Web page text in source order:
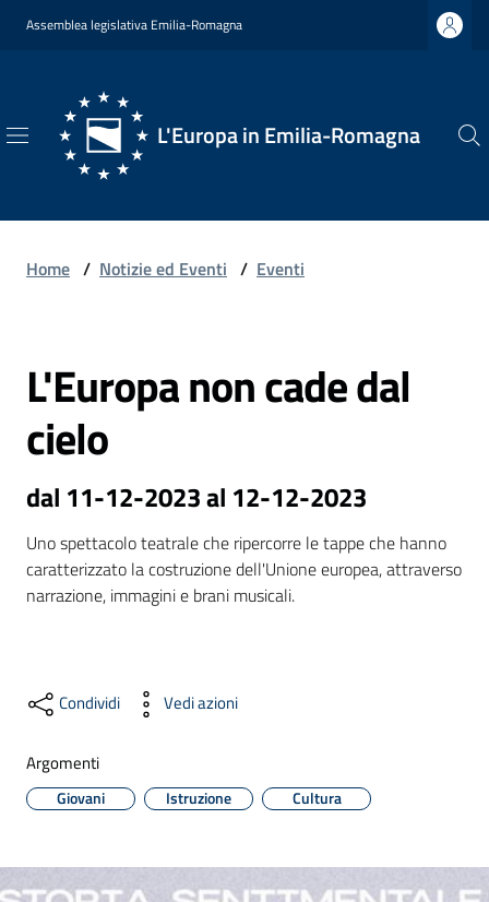
Vai al contenuto
Vai alla navigazione
Vai al footer
Assemblea legislativa Emilia-Romagna
L'Europa in Emilia-Romagna
L'Europa
Romagna
Chi
Siamo
Opportunità
Formazione
ed
eventi
Partecipazione
Approfondimenti
Home / Notizie ed Eventi / Eventi
Salta al contenuto
L'Europa non cade dal
cielo
dal 11-12-2023 al 12-12-2023
Uno spettacolo teatrale che ripercorre le tappe che hanno
caratterizzato la costruzione dell'Unione europea, attraverso
narrazione, immagini e brani musicali.
Condividi Vedi azioni
Argomenti
Giovani Istruzione Cultura